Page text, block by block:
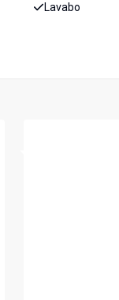
Lavabo